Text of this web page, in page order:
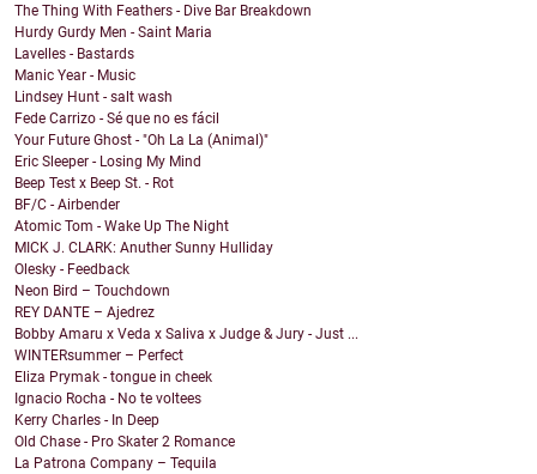
The Thing With Feathers - Dive Bar Breakdown
Hurdy Gurdy Men - Saint Maria
Lavelles - Bastards
Manic Year - Music
Lindsey Hunt - salt wash
Fede Carrizo - Sé que no es fácil
Your Future Ghost - "Oh La La (Animal)"
Eric Sleeper - Losing My Mind
Beep Test x Beep St. - Rot
BF/C - Airbender
Atomic Tom - Wake Up The Night
MICK J. CLARK: Anuther Sunny Hulliday
Olesky - Feedback
Neon Bird – Touchdown
REY DANTE – Ajedrez
Bobby Amaru x Veda x Saliva x Judge & Jury - Just ...
WINTERsummer – Perfect
Eliza Prymak - tongue in cheek
Ignacio Rocha - No te voltees
Kerry Charles - In Deep
Old Chase - Pro Skater 2 Romance
La Patrona Company – Tequila